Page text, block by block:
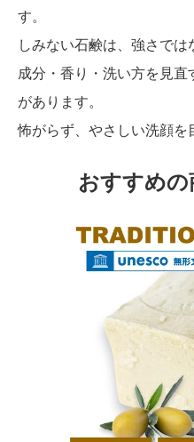
す。
しみない石鹸は、強さでは
成分・香り・洗い方を見直
があります。
怖がらず、やさしい洗顔を
おすすめ